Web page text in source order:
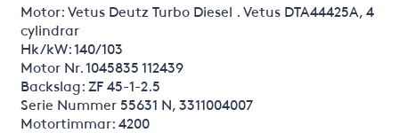
Motor: Vetus Deutz Turbo Diesel . Vetus DTA44425A, 4
cylindrar
Hk/kW: 140/103
Motor Nr. 1045835 112439
Backslag: ZF 45-1-2.5
Serie Nummer 55631 N, 3311004007
Motortimmar: 4200